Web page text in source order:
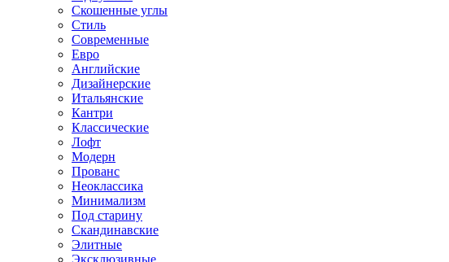
Скошенные углы
Стиль
Современные
Евро
Английские
Дизайнерские
Итальянские
Кантри
Классические
Лофт
Модерн
Прованс
Неоклассика
Минимализм
Под старину
Скандинавские
Элитные
Эксклюзивные